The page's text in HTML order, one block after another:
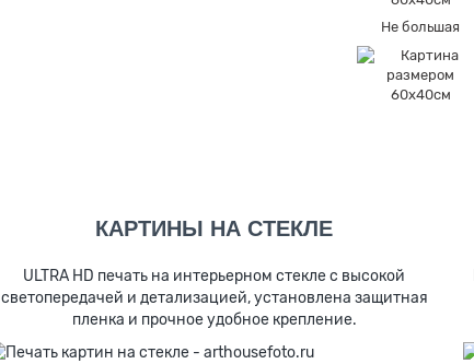
Не большая
КАРТИНЫ НА СТЕКЛЕ
ULTRA HD печать на интерьерном стекле с высокой
светопередачей и детализацией, установлена защитная
пленка и прочное удобное крепление.